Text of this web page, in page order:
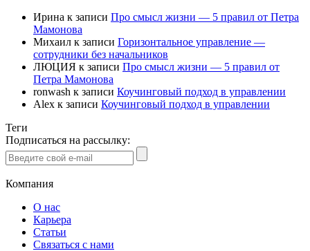
Ирина к записи Про смысл жизни — 5 правил от Петра
Мамонова
Михаил к записи Горизонтальное управление —
сотрудники без начальников
ЛЮЦИЯ к записи Про смысл жизни — 5 правил от
Петра Мамонова
ronwash к записи Коучинговый подход в управлении
Alex к записи Коучинговый подход в управлении
Теги
Подписаться на рассылку:
Компания
О нас
Карьера
Статьи
Связаться с нами